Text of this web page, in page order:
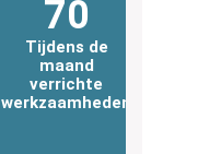
70
Tijdens de
maand
verrichte
werkzaamheden